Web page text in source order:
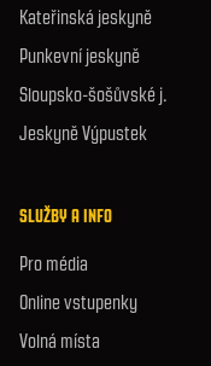
Kateřinská jeskyně
Punkevní jeskyně
Sloupsko-šošůvské j.
Jeskyně Výpustek
SLUŽBY A INFO
Pro média
Online vstupenky
Volná místa